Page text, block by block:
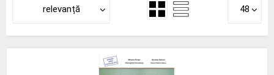
relevanță 48